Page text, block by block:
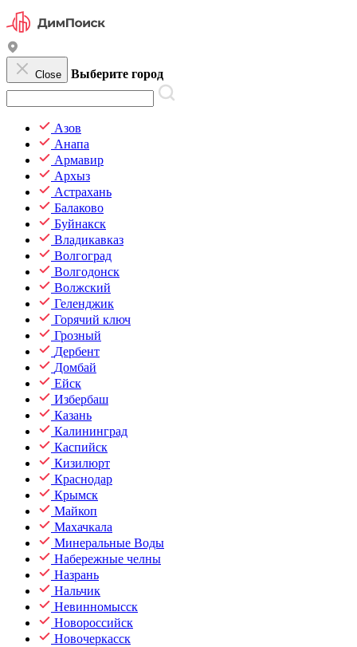
Close Выберите город
Азов
Анапа
Армавир
Архыз
Астрахань
Балаково
Буйнакск
Владикавказ
Волгоград
Волгодонск
Волжский
Геленджик
Горячий ключ
Грозный
Дербент
Домбай
Ейск
Избербаш
Казань
Калининград
Каспийск
Кизилюрт
Краснодар
Крымск
Майкоп
Махачкала
Минеральные Воды
Набережные челны
Назрань
Нальчик
Невинномысск
Новороссийск
Новочеркасск